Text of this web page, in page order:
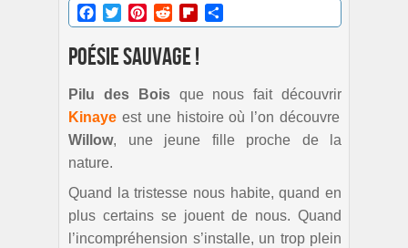
Facebook
TwitterPinterestRedditFlipboard
Poésie sauvage !
Pilu des Bois que nous fait découvrir
Kinaye est une histoire où l’on découvre
Willow, une jeune fille proche de la
nature.
Quand la tristesse nous habite, quand en
plus certains se jouent de nous. Quand
l’incompréhension s’installe, un trop plein